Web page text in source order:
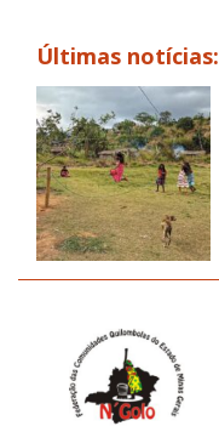
Últimas notícias: